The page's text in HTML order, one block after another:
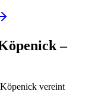
–
vereint